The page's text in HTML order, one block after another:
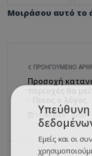
Μοιράσου αυτό το
ΠΡΟΗΓΟΎΜΕΝΟ
Προσοχή
11.06.2026 - 10:00
Εμείς και οι